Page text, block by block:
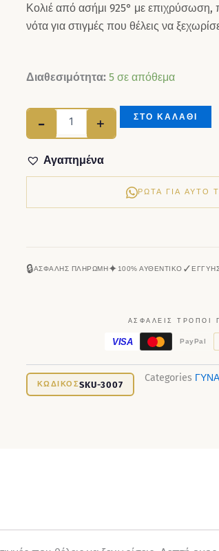
Κολιέ από ασήμι 925° με επιχρύσωση,
νότα για στιγμές που θέλεις να
Διαθεσιμότητα: 5 σε απόθεμα
Κολιέ ασήμι 925 επιχρυσωμένο με
- + ΣΤΟ ΚΑΛΑΘΙ
Αγαπημένα
ΡΏΤΑ ΓΙΑ ΑΥΤΌ
🔒ΑΣΦΑΛΉΣ ΠΛΗΡΩΜΉ✦100% ΑΥΘΕΝΤΙΚΌ ✓
ΑΣΦΑΛΕΊΣ ΤΡΌΠΟΙ
VISA PayPal
SKU-3007
Categories